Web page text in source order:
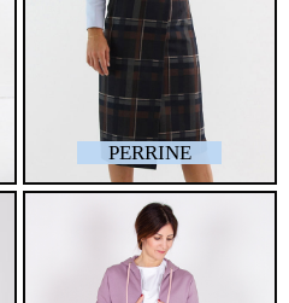
PERRINE